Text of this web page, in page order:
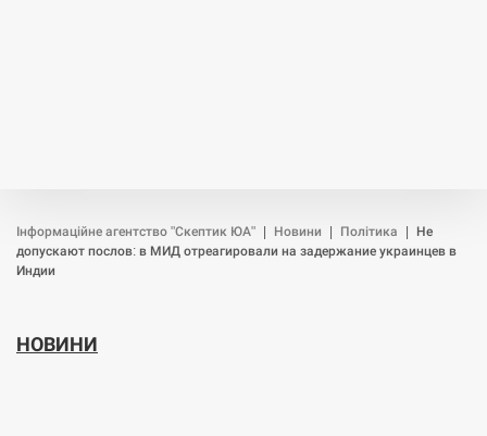
Інформаційне агентство "Скептик ЮА" Новини Політика
Не
допускают послов: в МИД отреагировали на задержание украинцев в
Индии
НОВИНИ